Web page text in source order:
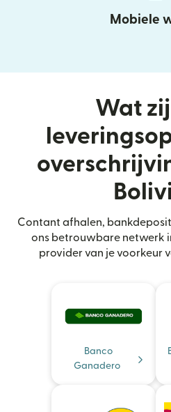
Mobiele
Wat
Contant afhalen,
ons betrouwbare netwerk
provider van je voorkeur
Banco
Ganadero